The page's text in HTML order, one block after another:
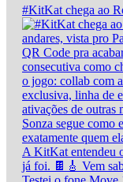
#KitKat chega ao